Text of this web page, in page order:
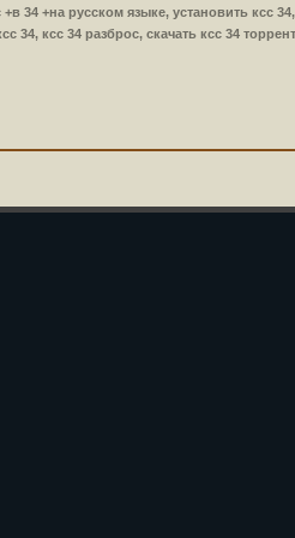
34 +на русском языке, установить ксс
34, ксс 34 разброс, скачать ксс 34